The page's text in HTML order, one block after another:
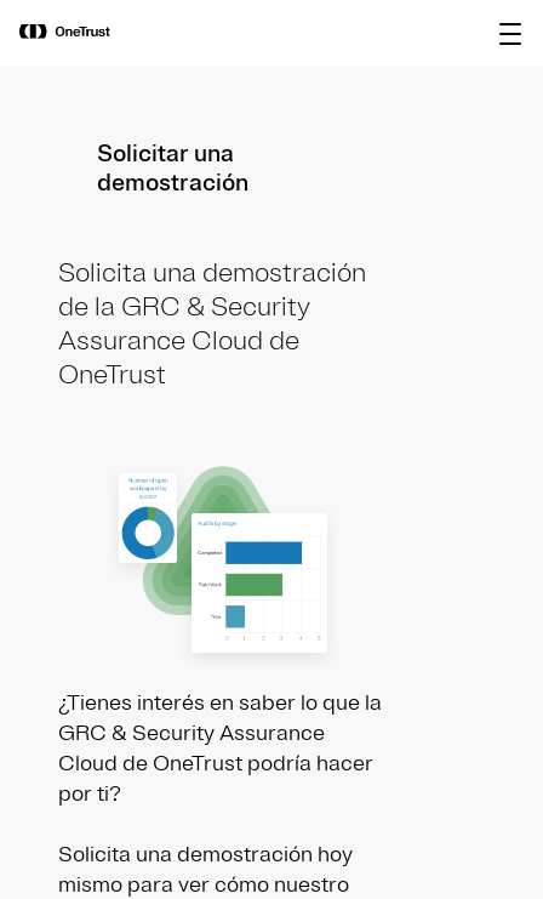
OneTrust nombrada Visionaria en el
Magic Quadrant™ de Gartner® 2026
Solicitar una
demostración
Solicita una demostración
de la GRC & Security
Assurance Cloud de
OneTrust
¿Tienes interés en saber lo que la
GRC & Security Assurance
Cloud de OneTrust podría hacer
por ti?
Solicita una demostración hoy
mismo para ver cómo nuestro